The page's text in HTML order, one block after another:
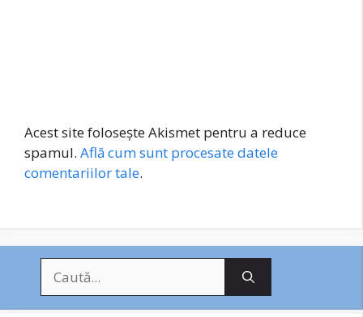
Acest site folosește Akismet pentru a reduce
spamul. Află cum sunt procesate datele
comentariilor tale.
după: